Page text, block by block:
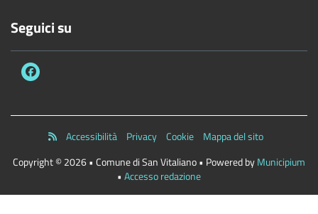
Seguici su
Accessibilità Privacy Cookie
Mappa del sito
Copyright © 2026 • Comune di San Vitaliano • Powered byMunicipium
• Accesso redazione